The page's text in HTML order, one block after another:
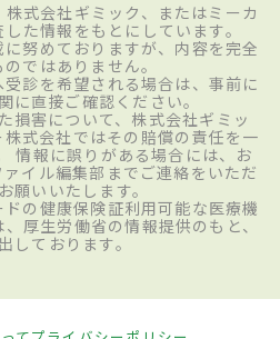
式会社ギミック、またはミーカ
た情報をもとにしています。
努めておりますが、内容を完全
ではありません。
診を希望される場合は、事前に
に直接ご確認ください。
損害について、株式会社ギミッ
式会社ではその賠償の責任を一
情報に誤りがある場合には、お
イル編集部までご連絡をいただ
願いいたします。
の健康保険証利用可能な医療機
厚生労働省の情報提供のもと、
しております。